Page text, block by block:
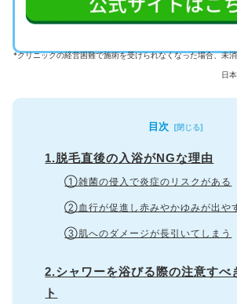
*クリニックの経営困難で施術を受けられなくなった場合、未
日
目次
1.脱毛直後の入浴がNGな理由
①雑菌の侵入で炎症のリスクがある
②血行が促進し赤みやかゆみが出や
③肌へのダメージが長引いてしまう
2.シャワーを浴びる際の注意すべ
ト